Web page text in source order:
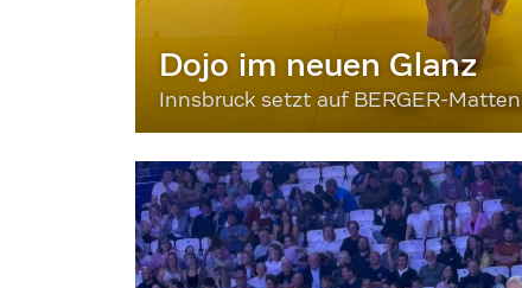
Dojo im neuen Glanz
Innsbruck setzt auf BERGER-Matten